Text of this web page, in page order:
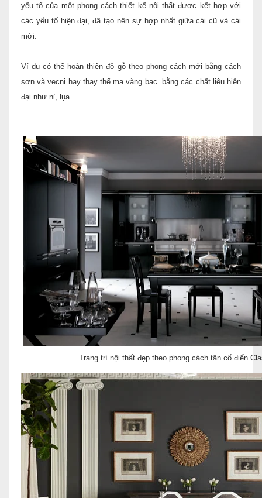
yếu tố của một phong cách thiết kế nội thất được kết hợp với
các yếu tố hiện đại, đã tạo nên sự hợp nhất giữa cái cũ và cái
mới.
Ví dụ có thể hoàn thiện đồ gỗ theo phong cách mới bằng cách
sơn và vecni hay thay thế mạ vàng bạc bằng các chất liệu hiện
đại như nỉ, lụa…
Trang trí nội thất đẹp theo phong cách tân cổ điển